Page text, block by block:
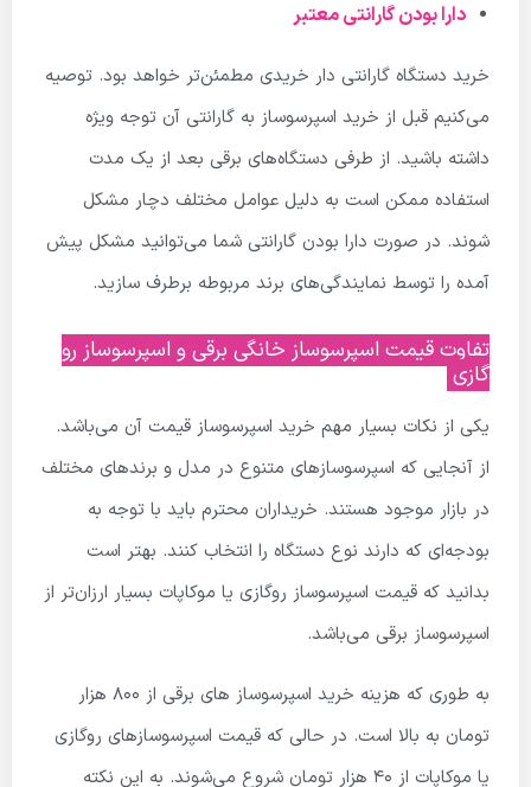
دارا بودن گارانتی معتبر
خرید دستگاه گارانتی دار خریدی مطمئن‌تر خواهد بود. توصیه
می‌کنیم قبل از خرید اسپرسوساز به گارانتی آن توجه ویژه
داشته باشید. از طرفی دستگاه‌های برقی بعد از یک مدت
استفاده ممکن است به دلیل عوامل مختلف دچار مشکل
شوند. در صورت دارا بودن گارانتی شما می‌توانید مشکل پیش
آمده را توسط نمایندگی‌های برند مربوطه برطرف سازید.
تفاوت قیمت اسپرسوساز خانگی برقی و اسپرسوساز رو
گازی
یکی از نکات بسیار مهم خرید اسپرسوساز قیمت آن می‌باشد.
از آنجایی که اسپرسوسازهای متنوع در مدل و برندهای مختلف
در بازار موجود هستند. خریداران محترم باید با توجه به
بودجه‌ای که دارند نوع دستگاه را انتخاب کنند. بهتر است
بدانید که قیمت اسپرسوساز روگازی یا موکاپات بسیار ارزان‌تر از
اسپرسوساز برقی می‌باشد.
به طوری که هزینه خرید اسپرسوساز های برقی از ۸۰۰ هزار
تومان به بالا است. در حالی که قیمت اسپرسوسازهای روگازی
یا موکاپات از 40 هزار تومان شروع می‌شوند. به این نکته